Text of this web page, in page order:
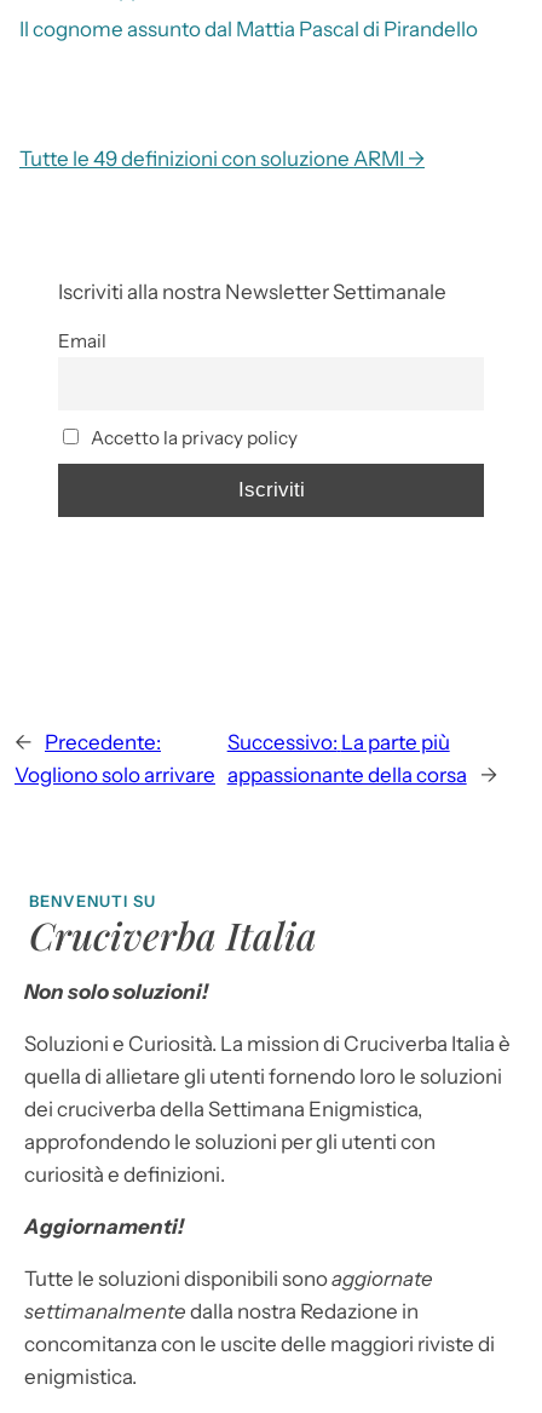
Il cognome assunto dal Mattia Pascal di Pirandello
Tutte le 49 definizioni con soluzione ARMI →
Iscriviti alla nostra Newsletter Settimanale
Email
Accetto la privacy policy
← Precedente:
Vogliono solo arrivare
Successivo: La parte più
appassionante della corsa
→
BENVENUTI SU
Cruciverba Italia
Non solo soluzioni!
Soluzioni e Curiosità. La mission di Cruciverba Italia è
quella di allietare gli utenti fornendo loro le soluzioni
dei cruciverba della Settimana Enigmistica,
approfondendo le soluzioni per gli utenti con
curiosità e definizioni.
Aggiornamenti!
Tutte le soluzioni disponibili sonoaggiornate
settimanalmente dalla nostra Redazione in
concomitanza con le uscite delle maggiori riviste di
enigmistica.